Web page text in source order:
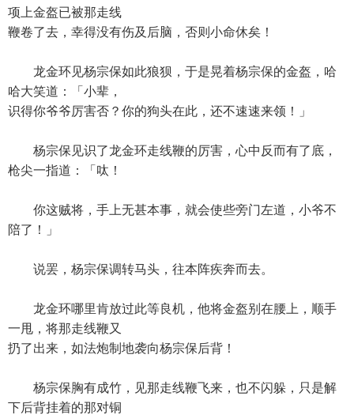
项上金盔已被那走线
鞭卷了去，幸得没有伤及后脑，否则小命休矣！
龙金环见杨宗保如此狼狈，于是晃着杨宗保的金盔，哈
哈大笑道：「小辈，
识得你爷爷厉害否？你的狗头在此，还不速速来领！」
杨宗保见识了龙金环走线鞭的厉害，心中反而有了底，
枪尖一指道：「呔！
你这贼将，手上无甚本事，就会使些旁门左道，小爷不
陪了！」
说罢，杨宗保调转马头，往本阵疾奔而去。
龙金环哪里肯放过此等良机，他将金盔别在腰上，顺手
一甩，将那走线鞭又
扔了出来，如法炮制地袭向杨宗保后背！
杨宗保胸有成竹，见那走线鞭飞来，也不闪躲，只是解
下后背挂着的那对铜